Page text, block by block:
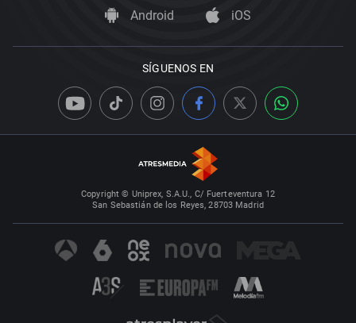
Android iOS
SÍGUENOS EN
Copyright © Uniprex, S.A.U., C/ Fuerteventura 12
San Sebastián de los Reyes, 28703 Madrid